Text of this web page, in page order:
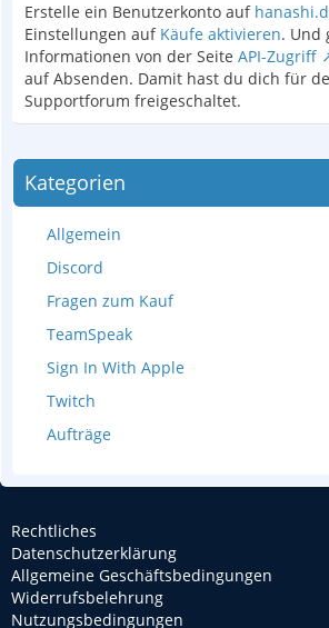
Erstelle ein Benutzerkonto auf
Einstellungen auf Käufe aktivieren. Und
Informationen von der Seite API-Zugriff
auf Absenden. Damit hast du dich für
Supportforum freigeschaltet.
Kategorien
Allgemein
Discord
Fragen zum Kauf
TeamSpeak
Sign In With Apple
Twitch
Aufträge
Rechtliches
Datenschutzerklärung
Allgemeine Geschäftsbedingungen
Widerrufsbelehrung
Nutzungsbedingungen